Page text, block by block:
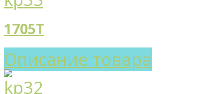
1705T
Описание товара